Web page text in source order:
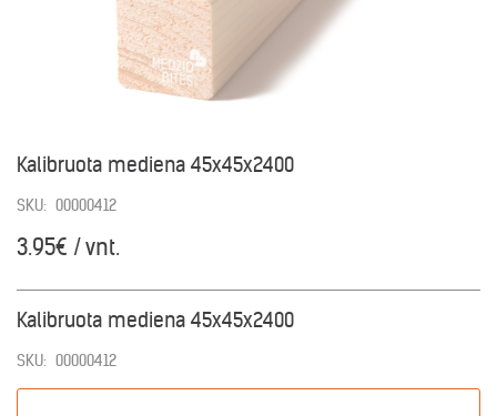
Kalibruota mediena 45x45x2400
SKU: 00000412
3.95€ / vnt.
Kalibruota mediena 45x45x2400
SKU: 00000412